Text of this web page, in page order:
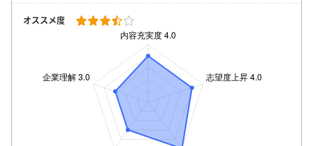
オススメ度